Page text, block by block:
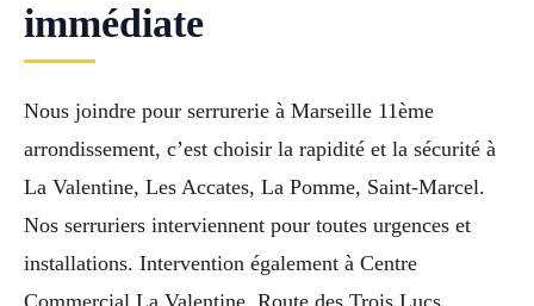
immédiate
Nous joindre pour serrurerie à Marseille 11ème
arrondissement, c’est choisir la rapidité et la sécurité à
La Valentine, Les Accates, La Pomme, Saint-Marcel.
Nos serruriers interviennent pour toutes urgences et
installations. Intervention également à Centre